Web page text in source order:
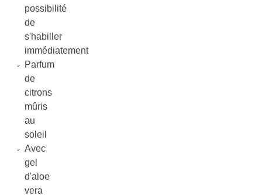
possibilité
de
s'habiller
immédiatement
Parfum
de
citrons
mûris
au
soleil
Avec
gel
d'aloe
vera